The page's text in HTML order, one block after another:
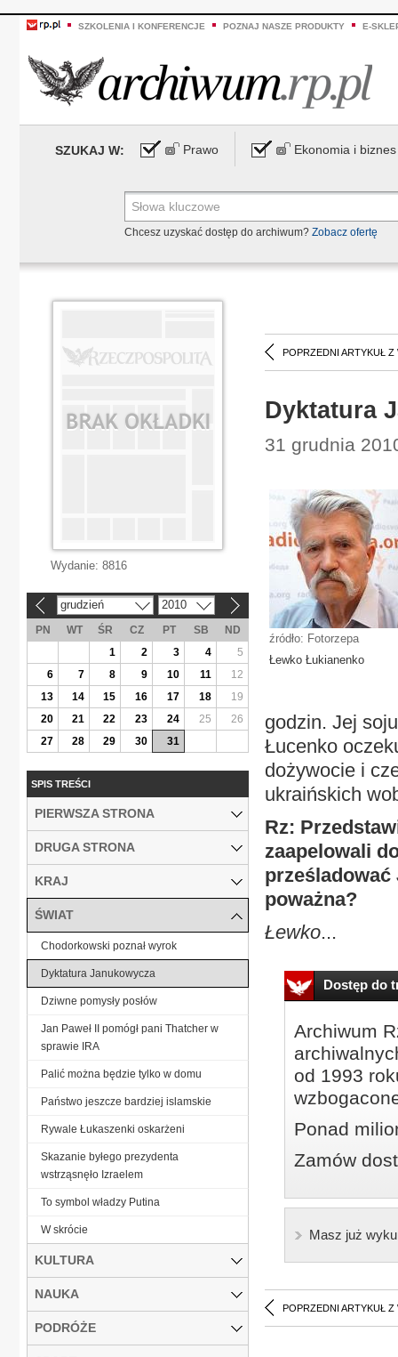
SZKOLENIA I KONFERENCJE POZNAJ NASZE PRODUKTY E-
SZUKAJ W: Prawo Ekonomia i biznes
Chcesz uzyskać dostęp do archiwum? Zobacz ofertę
POPRZEDNI ARTYKUŁ Z
Dyktatura
31 grudnia
źródło: Fotorzepa
Łewko Łukianenko
godzin. Jej
Łucenko
dożywocie i
ukraińskich
Rz:
zaapelowali
prześladować
poważna?
Łewko...
Dostęp do
Archiwum
od 1993
Ponad
Zamów
Masz już
POPRZEDNI ARTYKUŁ Z
Wydanie: 8816
grudzień 2010
PN WT ŚR CZ PT SB
ND
1
2 3 4
5
6
7 8 9 10 11
12
13
14 15 16 17 18
19
20
21 22 23 24 25
26
27
28 29 30 31
SPIS TREŚCI
PIERWSZA STRONA
DRUGA STRONA
KRAJ
ŚWIAT
Chodorkowski poznał wyrok
Dyktatura Janukowycza
Dziwne pomysły posłów
Jan Paweł II pomógł pani Thatcher w
sprawie IRA
Palić można będzie tylko w domu
Państwo jeszcze bardziej islamskie
Rywale Łukaszenki oskarżeni
Skazanie byłego prezydenta
wstrząsnęło Izraelem
To symbol władzy Putina
W skrócie
KULTURA
NAUKA
PODRÓŻE